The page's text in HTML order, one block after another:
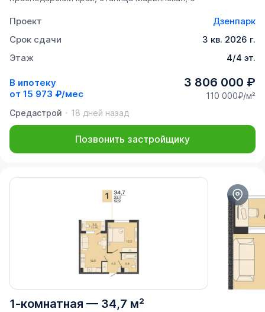
Проект
Дзенпарк
Срок сдачи
3 кв. 2026 г.
Этаж
4/4 эт.
В ипотеку
от 15 973 ₽/мес
3 806 000 ₽
110 000₽/м²
Средастрой
18 дней назад
Позвонить застройщику
1-комнатная — 34,7 м²